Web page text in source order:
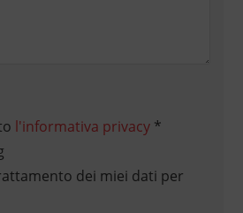
l'informativa privacy*
dei miei dati per